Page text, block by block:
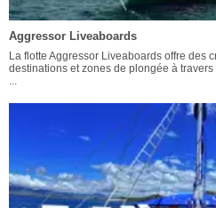
Aggressor Liveaboards
La flotte Aggressor Liveaboards offre des
destinations et zones de plongée à